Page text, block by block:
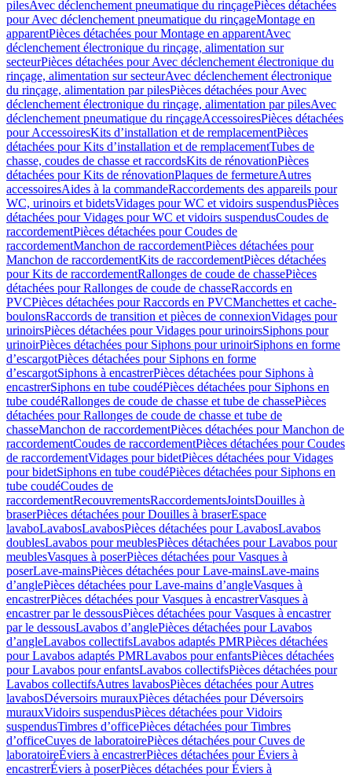
pilesAvec déclenchement pneumatique du rinçagePièces détachées
pour Avec déclenchement pneumatique du rinçageMontage en
apparentPièces détachées pour Montage en apparentAvec
déclenchement électronique du rinçage, alimentation sur
secteurPièces détachées pour Avec déclenchement électronique du
rinçage, alimentation sur secteurAvec déclenchement électronique
du rinçage, alimentation par pilesPièces détachées pour Avec
déclenchement électronique du rinçage, alimentation par pilesAvec
déclenchement pneumatique du rinçageAccessoiresPièces détachées
pour AccessoiresKits d’installation et de remplacementPièces
détachées pour Kits d’installation et de remplacementTubes de
chasse, coudes de chasse et raccordsKits de rénovationPièces
détachées pour Kits de rénovationPlaques de fermetureAutres
accessoiresAides à la commandeRaccordements des appareils pour
WC, urinoirs et bidetsVidages pour WC et vidoirs suspendusPièces
détachées pour Vidages pour WC et vidoirs suspendusCoudes de
raccordementPièces détachées pour Coudes de
raccordementManchon de raccordementPièces détachées pour
Manchon de raccordementKits de raccordementPièces détachées
pour Kits de raccordementRallonges de coude de chassePièces
détachées pour Rallonges de coude de chasseRaccords en
PVCPièces détachées pour Raccords en PVCManchettes et cache-
boulonsRaccords de transition et pièces de connexionVidages pour
urinoirsPièces détachées pour Vidages pour urinoirsSiphons pour
urinoirPièces détachées pour Siphons pour urinoirSiphons en forme
d’escargotPièces détachées pour Siphons en forme
d’escargotSiphons à encastrerPièces détachées pour Siphons à
encastrerSiphons en tube coudéPièces détachées pour Siphons en
tube coudéRallonges de coude de chasse et tube de chassePièces
détachées pour Rallonges de coude de chasse et tube de
chasseManchon de raccordementPièces détachées pour Manchon de
raccordementCoudes de raccordementPièces détachées pour Coudes
de raccordementVidages pour bidetPièces détachées pour Vidages
pour bidetSiphons en tube coudéPièces détachées pour Siphons en
tube coudéCoudes de
raccordementRecouvrementsRaccordementsJointsDouilles à
braserPièces détachées pour Douilles à braserEspace
lavaboLavabosLavabosPièces détachées pour LavabosLavabos
doublesLavabos pour meublesPièces détachées pour Lavabos pour
meublesVasques à poserPièces détachées pour Vasques à
poserLave-mainsPièces détachées pour Lave-mainsLave-mains
d’anglePièces détachées pour Lave-mains d’angleVasques à
encastrerPièces détachées pour Vasques à encastrerVasques à
encastrer par le dessousPièces détachées pour Vasques à encastrer
par le dessousLavabos d’anglePièces détachées pour Lavabos
d’angleLavabos collectifsLavabos adaptés PMRPièces détachées
pour Lavabos adaptés PMRLavabos pour enfantsPièces détachées
pour Lavabos pour enfantsLavabos collectifsPièces détachées pour
Lavabos collectifsAutres lavabosPièces détachées pour Autres
lavabosDéversoirs murauxPièces détachées pour Déversoirs
murauxVidoirs suspendusPièces détachées pour Vidoirs
suspendusTimbres dʼofficePièces détachées pour Timbres
dʼofficeCuves de laboratoirePièces détachées pour Cuves de
laboratoireÉviers à encastrerPièces détachées pour Éviers à
encastrerÉviers à poserPièces détachées pour Éviers à